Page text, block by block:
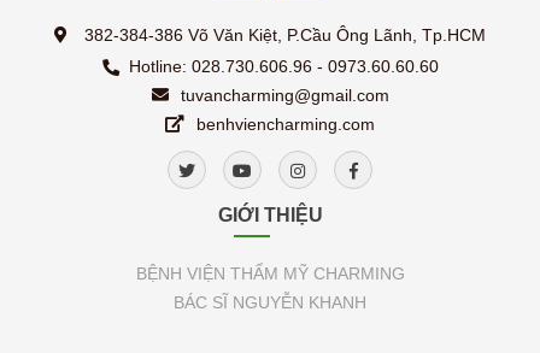
382-384-386 Võ Văn Kiệt, P.Cầu Ông Lãnh, Tp.HCM
Hotline: 028.730.606.96 - 0973.60.60.60
tuvancharming@gmail.com
benhviencharming.com
GIỚI THIỆU
BỆNH VIỆN THẨM MỸ CHARMING
BÁC SĨ NGUYỄN KHANH